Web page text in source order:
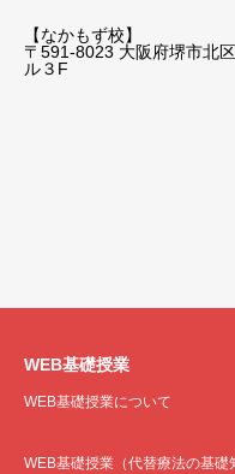
【なかもず校】
〒591-8023 大阪府堺市北
ル３F
WEB基礎授業
WEB基礎授業について
WEB基礎授業（代替療法の基礎